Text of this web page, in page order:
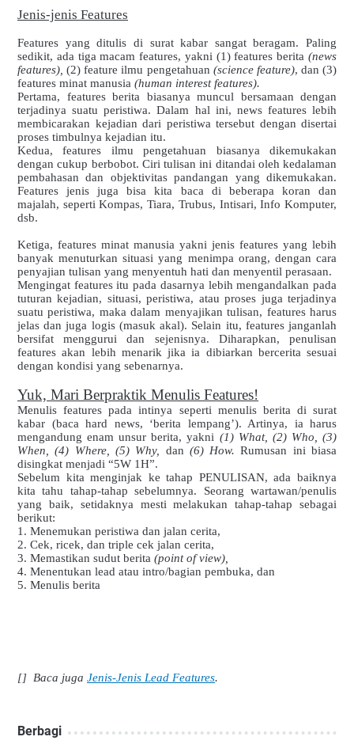
Jenis-jenis Features
Features yang ditulis di surat kabar sangat beragam. Paling
sedikit, ada tiga macam features, yakni (1) features berita (news
features), (2) feature ilmu pengetahuan (science feature), dan (3)
features minat manusia (human interest features).
Pertama, features berita biasanya muncul bersamaan dengan
terjadinya suatu peristiwa. Dalam hal ini, news features lebih
membicarakan kejadian dari peristiwa tersebut dengan disertai
proses timbulnya kejadian itu.
Kedua, features ilmu pengetahuan biasanya dikemukakan
dengan cukup berbobot. Ciri tulisan ini ditandai oleh kedalaman
pembahasan dan objektivitas pandangan yang dikemukakan.
Features jenis juga bisa kita baca di beberapa koran dan
majalah, seperti Kompas, Tiara, Trubus, Intisari, Info Komputer,
dsb.
Ketiga, features minat manusia yakni jenis features yang lebih
banyak menuturkan situasi yang menimpa orang, dengan cara
penyajian tulisan yang menyentuh hati dan menyentil perasaan.
Mengingat features itu pada dasarnya lebih mengandalkan pada
tuturan kejadian, situasi, peristiwa, atau proses juga terjadinya
suatu peristiwa, maka dalam menyajikan tulisan, features harus
jelas dan juga logis (masuk akal). Selain itu, features janganlah
bersifat menggurui dan sejenisnya. Diharapkan, penulisan
features akan lebih menarik jika ia dibiarkan bercerita sesuai
dengan kondisi yang sebenarnya.
Yuk, Mari Berpraktik Menulis Features!
Menulis features pada intinya seperti menulis berita di surat
kabar (baca hard news, ‘berita lempang’). Artinya, ia harus
mengandung enam unsur berita, yakni (1) What, (2) Who, (3)
When, (4) Where, (5) Why, dan (6) How. Rumusan ini biasa
disingkat menjadi “5W 1H”.
Sebelum kita menginjak ke tahap PENULISAN, ada baiknya
kita tahu tahap-tahap sebelumnya. Seorang wartawan/penulis
yang baik, setidaknya mesti melakukan tahap-tahap sebagai
berikut:
1. Menemukan peristiwa dan jalan cerita,
2. Cek, ricek, dan triple cek jalan cerita,
3. Memastikan sudut berita (point of view),
4. Menentukan lead atau intro/bagian pembuka, dan
5. Menulis berita
[] Baca juga Jenis-Jenis Lead Features.
Berbagi